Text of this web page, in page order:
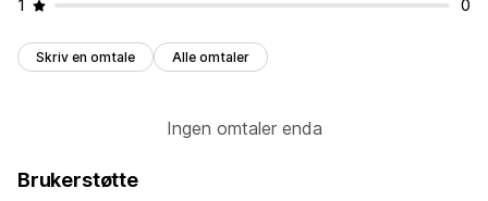
1
0
Skriv en omtale Alle omtaler
Ingen omtaler enda
Brukerstøtte